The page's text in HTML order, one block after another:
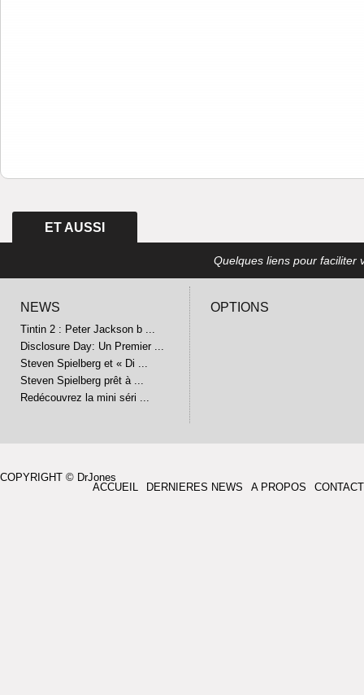
ET AUSSI
Quelques liens pour faciliter
NEWS
Tintin 2 : Peter Jackson b ...
Disclosure Day: Un Premier ...
Steven Spielberg et « Di ...
Steven Spielberg prêt à ...
Redécouvrez la mini séri ...
OPTIONS
COPYRIGHT © DrJones
ACCUEIL
DERNIERES NEWS A PROPOS CONTACT